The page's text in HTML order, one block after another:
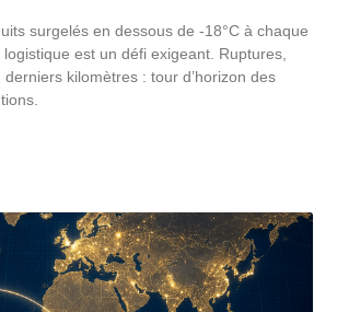
surgelés en dessous de -18°C à chaque
est un défi exigeant. Ruptures,
kilomètres : tour d’horizon des